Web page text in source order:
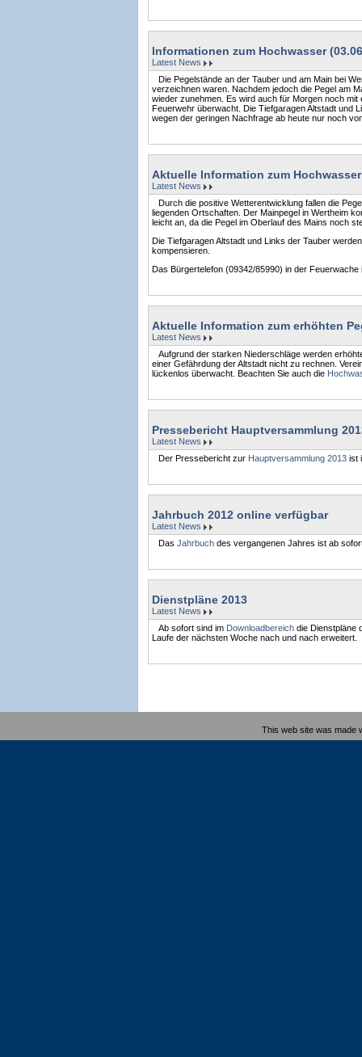
Informationen zum Hochwasser
Latest News
Die Pegelstände an der Tauber und am Main bei
verzeichnen waren. Nachdem jedoch die Pegel am
wieder zunehmen. Es wird auch für Morgen noch
Feuerwehr überwacht. Die Tiefgaragen Altstadt und
wegen der geringen Nachfrage ab heute nur noch
Aktuelle Information zum Hochwasser
Latest News
Durch die positive Wetterentwicklung fallen die
liegenden Ortschaften. Der Mainpegel in Wertheim
leicht an, da die Pegel im Oberlauf des Mains noch
Die Tiefgaragen Altstadt und Links der Tauber
kompensieren.
Das Bürgertelefon (09342/85990) in der
Aktuelle Information zum erhöhten
Latest News
Aufgrund der starken Niederschläge werden
einer Gefährdung der Altstadt nicht zu rechnen.
lückenlos überwacht. Beachten Sie auch die
Pressebericht Hauptversammlung
Latest News
Der Pressebericht zur Hauptversammlung 2013ist
Jahrbuch 2012 online verfügbar
Latest News
Das Jahrbuchdes vergangenen Jahres ist ab
Dienstpläne 2013
Latest News
Ab sofort sind im Downloadbereichdie Dienstpläne
Laufe der nächsten Woche nach und nach erweitert.
This web site was made